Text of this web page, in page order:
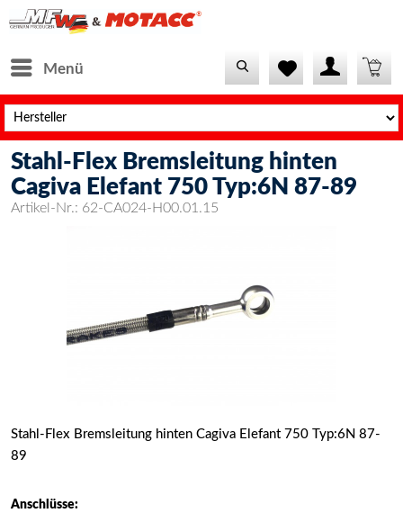
Menü
Stahl-Flex Bremsleitung hinten
Cagiva Elefant 750 Typ:6N 87-89
Artikel-Nr.: 62-CA024-H00.01.15
Stahl-Flex Bremsleitung hinten Cagiva Elefant 750 Typ:6N 87-
89
Anschlüsse: